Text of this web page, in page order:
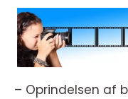
– Oprindelsen af